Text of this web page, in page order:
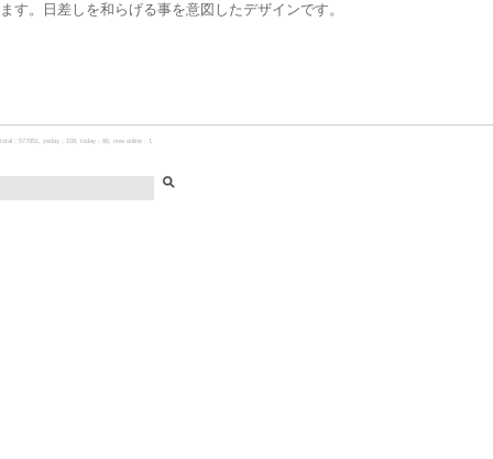
ます。日差しを和らげる事を意図したデザインです。
total：577851, yeday：108, today：86, now online：1